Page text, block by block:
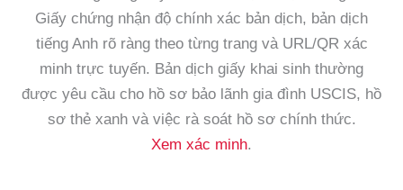
Giấy chứng nhận độ chính xác bản dịch, bản dịch
tiếng Anh rõ ràng theo từng trang và URL/QR xác
minh trực tuyến. Bản dịch giấy khai sinh thường
được yêu cầu cho hồ sơ bảo lãnh gia đình USCIS, hồ
sơ thẻ xanh và việc rà soát hồ sơ chính thức.
Xem xác minh.